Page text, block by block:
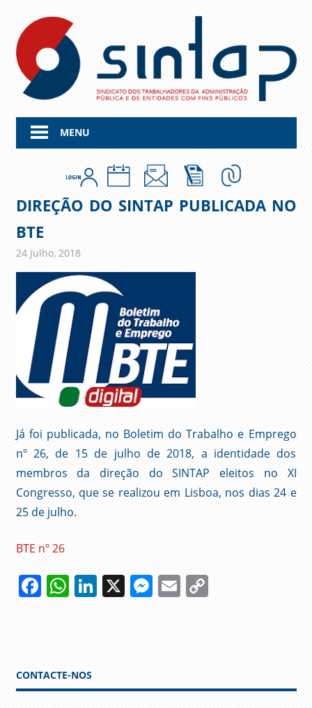
content
MENU
DIREÇÃO DO SINTAP PUBLICADA NO
BTE
24 Julho, 2018
Já foi publicada, no Boletim do Trabalho e Emprego
nº 26, de 15 de julho de 2018, a identidade dos
membros da direção do SINTAP eleitos no XI
Congresso, que se realizou em Lisboa, nos dias 24 e
25 de julho.
BTE nº 26
Facebook
WhatsApp
LinkedIn
X Messenger
EmailCopy
CONTACTE-NOS